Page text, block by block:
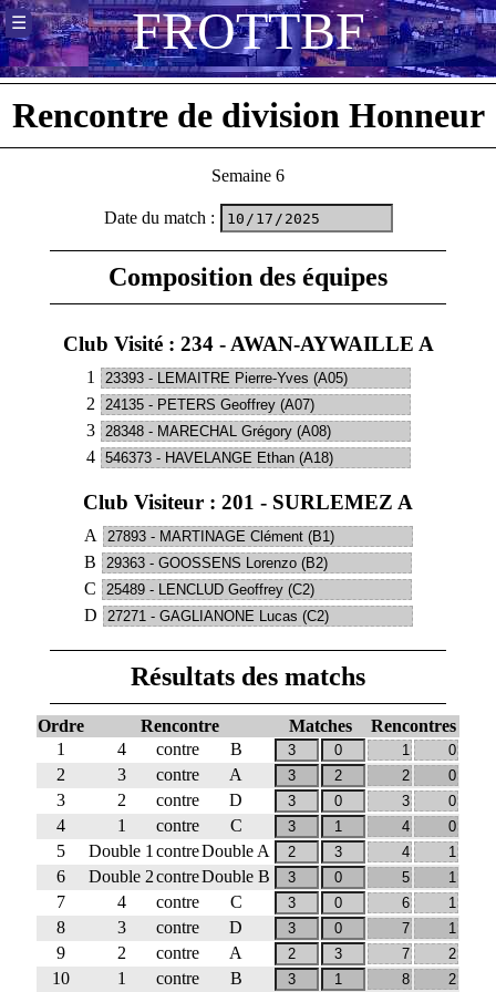
FROTTBF
☰
Rencontre de division Honneur
Semaine 6
Date du match :
Composition des équipes
Club Visité : 234 - AWAN-AYWAILLE A
1
2
3
4
Club Visiteur : 201 - SURLEMEZ A
A
B
C
D
Résultats des matchs
Ordre Rencontre Matches
Rencontres
1
4 contre
B
2
3 contre
A
3
2 contre
D
4
1 contre
C
5
Double 1 contreDouble A
6
Double 2contreDouble B
7
4 contre
C
8
3 contre
D
9
2 contre
A
10
1 contre B